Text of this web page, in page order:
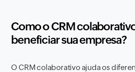
Como o CRM
beneficiar sua empresa?
O CRM colaborativo ajuda os